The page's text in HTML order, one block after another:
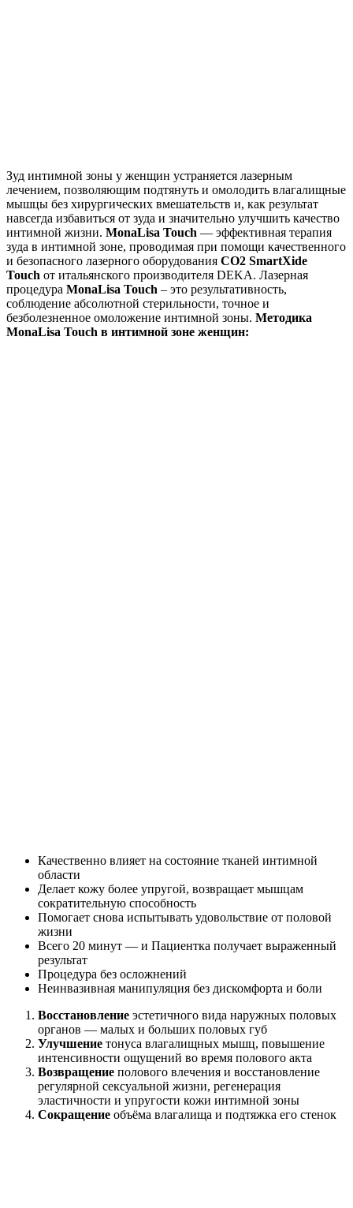
Зуд интимной зоны у женщин устраняется лазерным
лечением, позволяющим подтянуть и омолодить влагалищные
мышцы без хирургических вмешательств и, как результат
навсегда избавиться от зуда и значительно улучшить качество
интимной жизни. MonaLisa Touch — эффективная терапия
зуда в интимной зоне, проводимая при помощи качественного
и безопасного лазерного оборудования CO2 SmartXide
Touch от итальянского производителя DEKA. Лазерная
процедура MonaLisa Touch – это результативность,
соблюдение абсолютной стерильности, точное и
безболезненное омоложение интимной зоны. Методика
MonaLisa Touch в интимной зоне женщин:
Качественно влияет на состояние тканей интимной
области
Делает кожу более упругой, возвращает мышцам
сократительную способность
Помогает снова испытывать удовольствие от половой
жизни
Всего 20 минут — и Пациентка получает выраженный
результат
Процедура без осложнений
Неинвазивная манипуляция без дискомфорта и боли
Восстановление эстетичного вида наружных половых
органов — малых и больших половых губ
Улучшение тонуса влагалищных мышц, повышение
интенсивности ощущений во время полового акта
Возвращение полового влечения и восстановление
регулярной сексуальной жизни, регенерация
эластичности и упругости кожи интимной зоны
Сокращение объёма влагалища и подтяжка его стенок